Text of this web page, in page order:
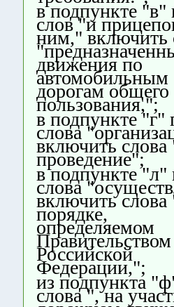
в подпункте "в"
слов "и
ним," включить
движения по
автомобильным
дорогам общего
пользования,";
в подпункте "г"
слова
включить слова
проведение";
в подпункте "л"
слова
включить слова
порядке,
определяемом
Правительством
Российской
Федерации,";
из подпункта
слова ", на